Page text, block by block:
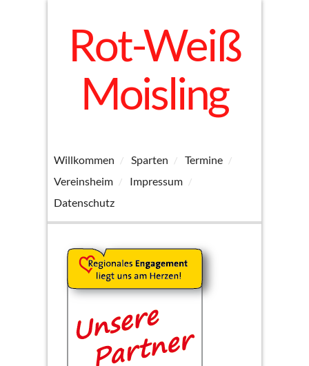
Rot-Weiß
Moisling
Willkommen Sparten
Termine
Vereinsheim
Impressum
Datenschutz